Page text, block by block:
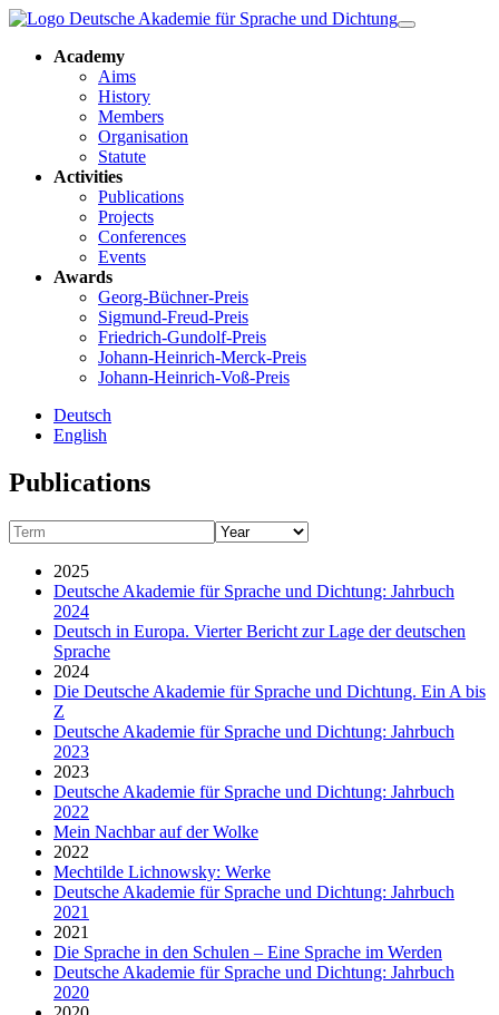
Academy
Aims
History
Members
Organisation
Statute
Activities
Publications
Projects
Conferences
Events
Awards
Georg-Büchner-Preis
Sigmund-Freud-Preis
Friedrich-Gundolf-Preis
Johann-Heinrich-Merck-Preis
Johann-Heinrich-Voß-Preis
Deutsch
English
Publications
2025
Deutsche Akademie für Sprache und Dichtung: Jahrbuch
2024
Deutsch in Europa. Vierter Bericht zur Lage der deutschen
Sprache
2024
Die Deutsche Akademie für Sprache und Dichtung. Ein A bis
Z
Deutsche Akademie für Sprache und Dichtung: Jahrbuch
2023
2023
Deutsche Akademie für Sprache und Dichtung: Jahrbuch
2022
Mein Nachbar auf der Wolke
2022
Mechtilde Lichnowsky: Werke
Deutsche Akademie für Sprache und Dichtung: Jahrbuch
2021
2021
Die Sprache in den Schulen – Eine Sprache im Werden
Deutsche Akademie für Sprache und Dichtung: Jahrbuch
2020